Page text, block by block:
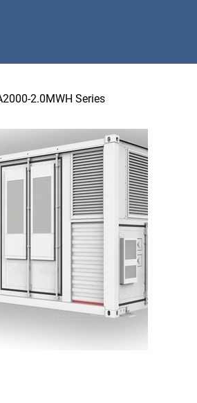
2.0MWH Series